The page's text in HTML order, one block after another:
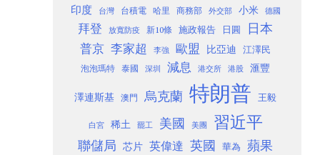
印度
台灣 台積電 哈里 商務部 外交部 小米 德國
拜登 放寬防疫 新10條 施政報告 日圓 日本
普京 李家超 李強 歐盟 比亞迪 江澤民
泡泡瑪特 泰國 深圳 減息 港交所 港股 滙豐
澤連斯基 澳門 烏克蘭 特朗普 王毅
白宮 稀土 罷工 美國 美團 習近平
聯儲局 芯片 英偉達 英國 華為 蘋果